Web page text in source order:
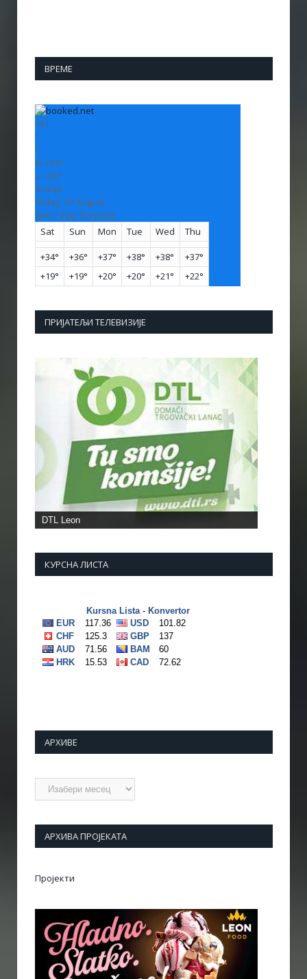
ВРЕМЕ
+31
°
C
H: +33°
L: +20°
Vranje
Friday, 07 August
See 7-Day Forecast
Sat
Sun Mon Tue Wed Thu
+34° +36° +37° +38° +38° +37°
+19° +19° +20° +20° +21° +22°
ПРИЈАТЕЉИ ТЕЛЕВИЗИЈЕ
DTL Leon
КУРСНА ЛИСТА
АРХИВЕ
Архиве
АРХИВА ПРОЈЕКАТА
Пројекти